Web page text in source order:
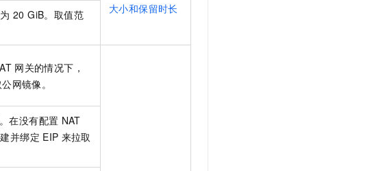
大小和保留时长
20 GiB。取值范
网关的情况下，
网镜像。
在没有配置 NAT
并绑定 EIP 来拉取